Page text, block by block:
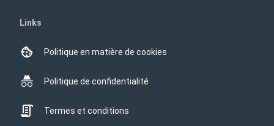
Links
Politique en matière de cookies
Politique de confidentialité
Termes et conditions